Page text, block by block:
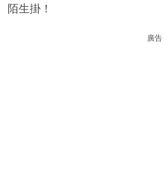
陌生掛！
廣告